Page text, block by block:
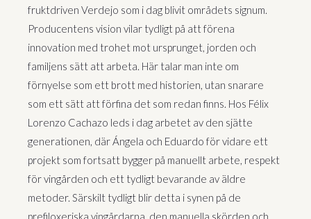
fruktdriven Verdejo som i dag blivit områdets signum.
Producentens vision vilar tydligt på att förena
innovation med trohet mot ursprunget, jorden och
familjens sätt att arbeta. Här talar man inte om
förnyelse som ett brott med historien, utan snarare
som ett sätt att förfina det som redan finns. Hos Félix
Lorenzo Cachazo leds i dag arbetet av den sjätte
generationen, där Ángela och Eduardo för vidare ett
projekt som fortsatt bygger på manuellt arbete, respekt
för vingården och ett tydligt bevarande av äldre
metoder. Särskilt tydligt blir detta i synen på de
prefiloxeriska vingårdarna, den manuella skörden och